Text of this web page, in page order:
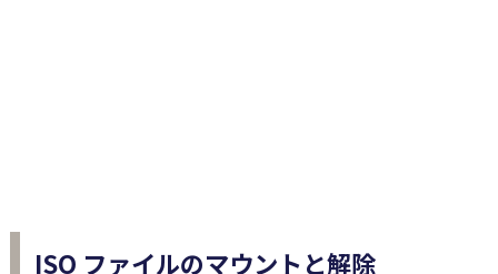
ISO ファイルのマウントと解除